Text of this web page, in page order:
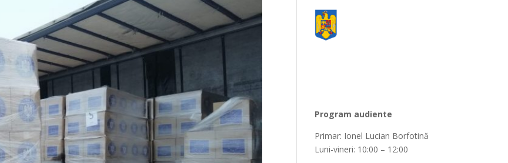
Program audiente
Primar: Ionel Lucian Borfotină
Luni-vineri: 10:00 – 12:00